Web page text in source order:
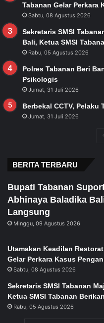
Tabanan Gelar Perkara
Sabtu, 08 Agustus 2026
Sekretaris SMSI
Bali, Ketua SMSI
Rabu, 05 Agustus 2026
Polres Tabanan Beri
Psikologis
Jumat, 31 Juli 2026
Berbekal CCTV, Pelaku
Jumat, 31 Juli 2026
BERITA TERBARU
Bupati Tabanan
Abhinaya Baladika
Langsung
Minggu, 09 Agustus 2026
Utamakan Keadilan
Gelar Perkara Kasus
Sabtu, 08 Agustus 2026
Sekretaris SMSI Tabanan
Ketua SMSI Tabanan
Rabu, 05 Agustus 2026